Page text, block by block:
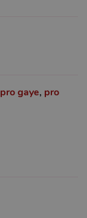
pro gaye, pro